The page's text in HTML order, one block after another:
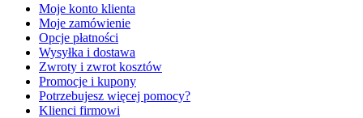
Moje konto klienta
Moje zamówienie
Opcje płatności
Wysyłka i dostawa
Zwroty i zwrot kosztów
Promocje i kupony
Potrzebujesz więcej pomocy?
Klienci firmowi